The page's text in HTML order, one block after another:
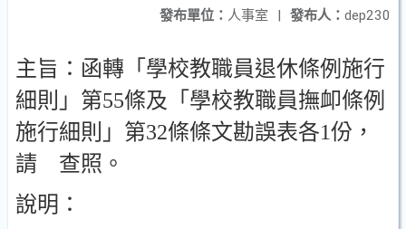
發布人： dep230
發布單位： 人事室 |
主旨：函轉「學校教職員退休條例施行
細則」第55條及「學校教職員撫卹條例
施行細則」第32條條文勘誤表各1份，
請 查照。
說明：